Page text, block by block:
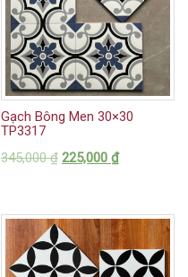
Gạch Bông Men 30×30
TP3317
345,000₫ 225,000 ₫